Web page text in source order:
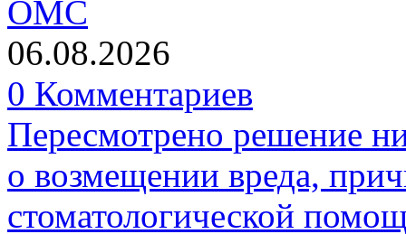
ОМС
06.08.2026
0 Комментариев
Пересмотрено решение
о возмещении вреда,
стоматологической